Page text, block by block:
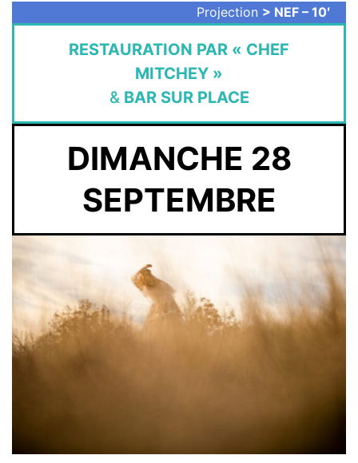
Projection > NEF – 10′
RESTAURATION PAR « CHEF
MITCHEY »
& BAR SUR PLACE
DIMANCHE 28
SEPTEMBRE